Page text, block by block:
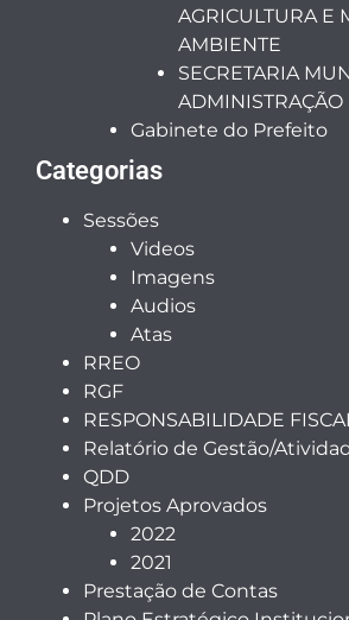
AGRICULTURA E
AMBIENTE
SECRETARIA
ADMINISTRAÇÃO
Gabinete do Prefeito
Categorias
Sessões
Videos
Imagens
Audios
Atas
RREO
RGF
RESPONSABILIDADE
Relatório de Gestão/
QDD
Projetos Aprovados
2022
2021
Prestação de Contas